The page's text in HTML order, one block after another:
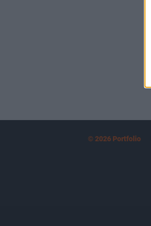
© 2026 Portfolio